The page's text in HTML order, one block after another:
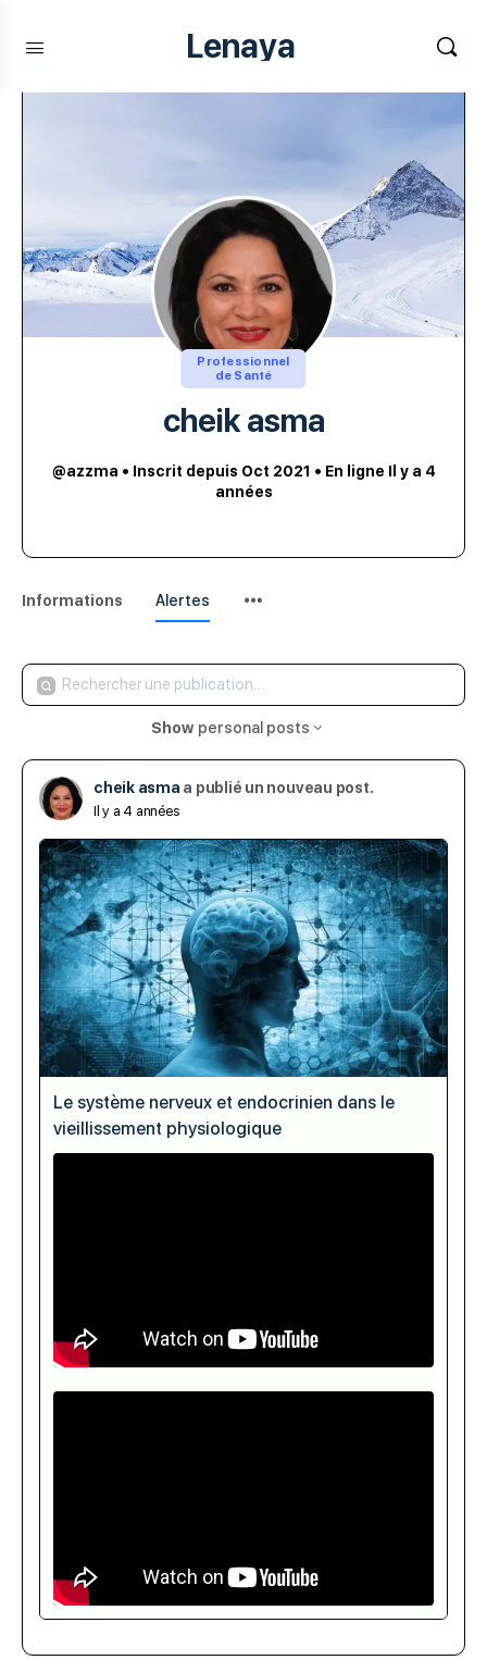
Lenaya
Professionnel
de Santé
cheik asma
@azzma • Inscrit depuis Oct 2021 • En ligne Il y a 4
années
Informations Alertes
Rechercher
une
Show personal posts
cheik asma a publié un nouveau post.
Il y a 4 années
Le système nerveux et endocrinien dans le
vieillissement physiologique